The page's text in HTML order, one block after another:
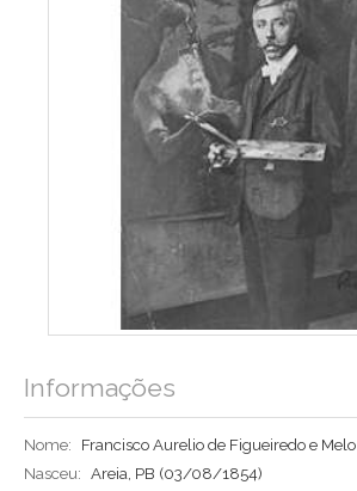
Informações
Nome:
Francisco Aurelio de Figueiredo e Melo
Nasceu: Areia, PB (03/08/1854)